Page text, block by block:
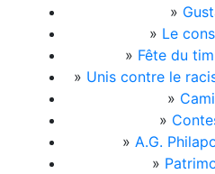
»
» Le
» Fête du
» Unis contre le
»
»
» A.G.
»